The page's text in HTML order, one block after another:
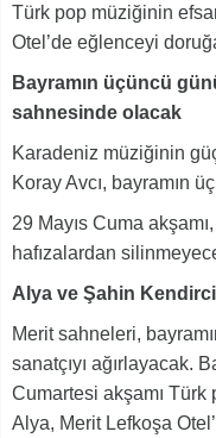
Türk pop müziğinin
Otel’de eğlenceyi
Bayramın üçüncü
sahnesinde olacak
Karadeniz müziğinin
Koray Avcı, bayramın
29 Mayıs Cuma
hafızalardan
Alya ve Şahin
Merit sahneleri,
sanatçıyı ağırlayacak.
Cumartesi akşamı
Alya, Merit Lefkoşa